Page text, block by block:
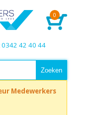
0
0342 42 40 44
Medewerkers